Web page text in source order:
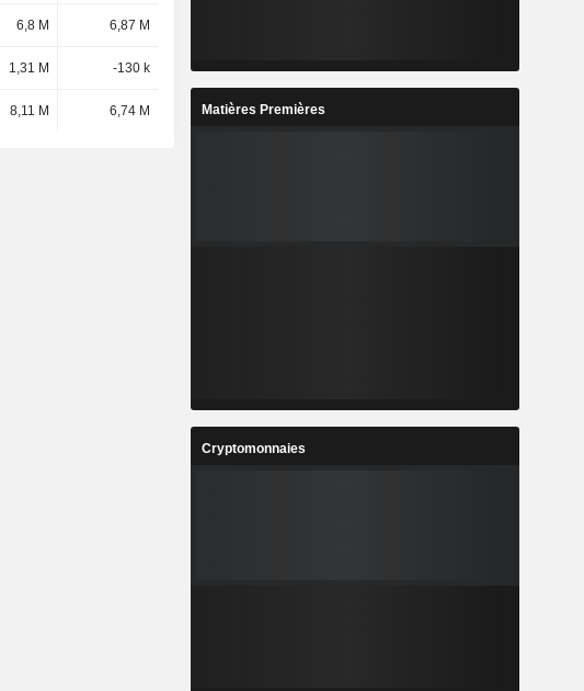
6,8 M 6,87 M
1,31 M -130 k
8,11 M 6,74 M Matières Premières
Cryptomonnaies